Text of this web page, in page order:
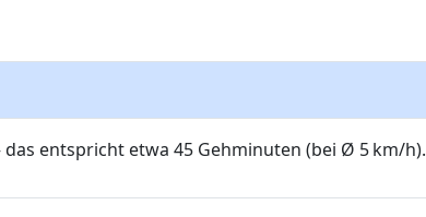
entspricht etwa 45 Gehminuten (bei Ø 5 km/h).